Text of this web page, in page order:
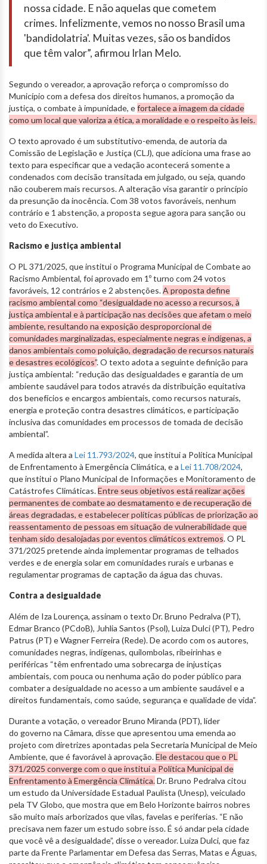
nossa cidade. E não aquelas que cometem
crimes. Infelizmente, vemos no nosso Brasil uma
'bandidolatria'. Muitas vezes, são os bandidos
que têm valor”, afirmou Irlan Melo.
Segundo o vereador, a aprovação reforça o compromisso do
Município com a defesa dos direitos humanos, a promoção da
justiça, o combate à impunidade, efortalece a imagem da cidade
como um local que valoriza a ética, a moralidade e o respeito às leis.
O texto aprovado é um substitutivo-emenda, de autoria da
Comissão de Legislação e Justiça (CLJ), que adiciona uma frase ao
texto para especificar que a vedação acontecerá somente a
condenados com decisão transitada em julgado, ou seja, quando
não couberem mais recursos. A alteração visa garantir o princípio
da presunção da inocência. Com 38 votos favoráveis, nenhum
contrário e 1 abstenção, a proposta segue agora para sanção ou
veto do Executivo.
Racismo e justiça ambiental
O PL 371/2025, que institui o Programa Municipal de Combate ao
Racismo Ambiental, foi aprovado em 1º turno com 24 votos
favoráveis, 12 contrários e 2 abstenções.A proposta define
racismo ambiental como “desigualdade no acesso a recursos, à
justiça ambiental e à participação nas decisões que afetam o meio
ambiente, resultando na exposição desproporcional de
comunidades marginalizadas, especialmente negras e indígenas, a
danos ambientais como poluição, degradação de recursos naturais
e desastres ecológicos”. O texto adota a seguinte definição para
justiça ambiental: “redução das desigualdades e garantia de um
ambiente saudável para todos através da distribuição equitativa
dos benefícios e encargos ambientais, como recursos naturais,
energia e proteção contra desastres climáticos, e participação
inclusiva das comunidades em processos de tomada de decisão
ambiental”.
A medida altera a Lei 11.793/2024, que institui a Política Municipal
de Enfrentamento à Emergência Climática, e a Lei 11.708/2024,
que institui o Plano Municipal de Informações e Monitoramento de
Catástrofes Climáticas.Entre seus objetivos está realizar ações
permanentes de combate ao desmatamento e de recuperação de
áreas degradadas, e estabelecer políticas públicas de priorização ao
reassentamento de pessoas em situação de vulnerabilidade que
tenham sido desalojadas por eventos climáticos extremos. O PL
371/2025 pretende ainda implementar programas de telhados
verdes e de energia solar em comunidades rurais e urbanas e
regulamentar programas de captação da água das chuvas.
Contra a desigualdade
Além de Iza Lourença, assinam o texto Dr. Bruno Pedralva (PT),
Edmar Branco (PCdoB), Juhlia Santos (Psol), Luiza Dulci (PT), Pedro
Patrus (PT) e Wagner Ferreira (Rede). De acordo com os autores,
comunidades negras, indígenas, quilombolas, ribeirinhas e
periféricas “têm enfrentado uma sobrecarga de injustiças
ambientais, com pouca ou nenhuma ação do poder público para
combater a desigualdade no acesso a um ambiente saudável e a
direitos fundamentais, como saúde, segurança e qualidade de vida”.
Durante a votação, o vereador Bruno Miranda (PDT), líder
do governo na Câmara, disse que apresentou uma emenda ao
projeto com diretrizes apontadas pela Secretaria Municipal de Meio
Ambiente, que é favorável à aprovação.Ele destacou que o PL
371/2025 converge com o que institui a Política Municipal de
Enfrentamento à Emergência Climática.Dr. Bruno Pedralva citou
um estudo da Universidade Estadual Paulista (Unesp), veiculado
pela TV Globo, que mostra que em Belo Horizonte bairros nobres
são muito mais arborizados que vilas, favelas e periferias. “E não
precisava nem fazer um estudo sobre isso. É só andar pela cidade
que você vê a desigualdade”, disse o vereador. Luiza Dulci, que faz
parte da Frente Parlamentar em Defesa das Serras, Matas e Águas,